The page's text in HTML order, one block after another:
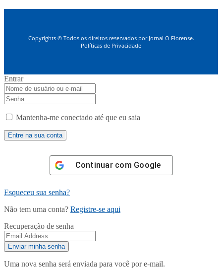
Copyrights © Todos os direitos reservados por Jornal O Florense.
Políticas de Privacidade
Entrar
Mantenha-me conectado até que eu saia
Continuar com Google
Esqueceu sua senha?
Não tem uma conta? Registre-se aqui
Recuperação de senha
Uma nova senha será enviada para você por e-mail.